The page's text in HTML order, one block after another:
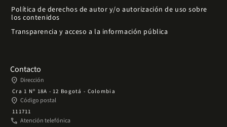
Política de derechos de autor y/o autorización de uso sobre
los contenidos
Transparencia y acceso a la información pública
Contacto
place Dirección
Cra 1 Nº 18A - 12 Bogotá - Colombia
place Código postal
111711
phone Atención telefónica